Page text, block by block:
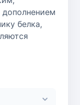
белка,